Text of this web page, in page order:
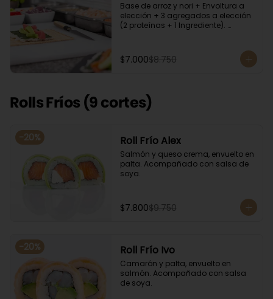
Base de arroz y nori + Envoltura a
elección + 3 agregados a elección
(2 proteínas + 1 Ingrediente).
$7.000$8.750
Rolls Fríos (9 cortes)
-20% Roll Frío Alex
Salmón y queso crema, envuelto en
palta. Acompañado con salsa de
soya.
$7.800$9.750
-20% Roll Frío Ivo
Camarón y palta, envuelto en
salmón. Acompañado con salsa
de soya.